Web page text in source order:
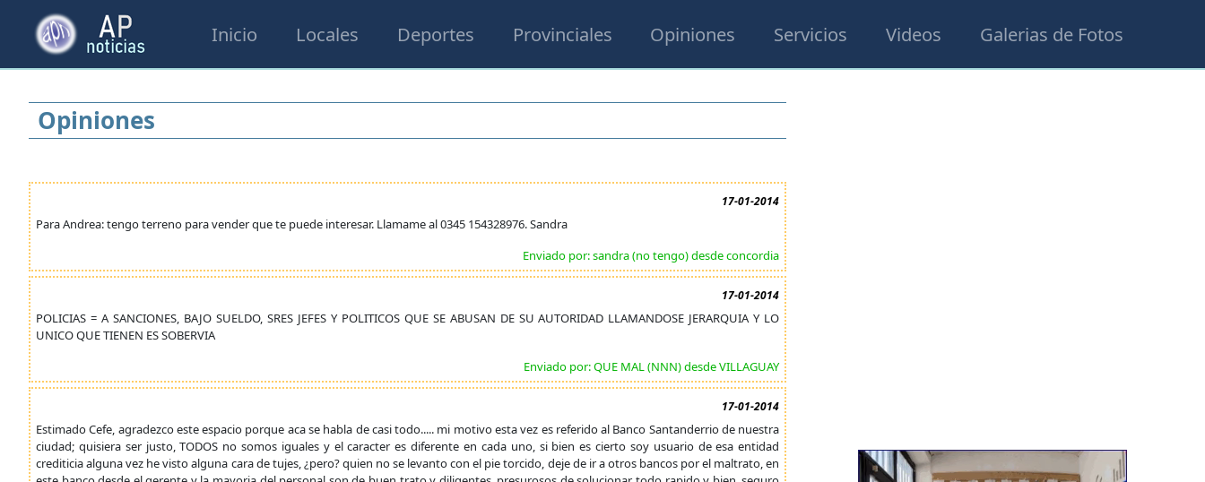
Inicio Locales Deportes Provinciales Opiniones Servicios Videos Galerias de Fotos
Opiniones
17-01-2014
Para Andrea: tengo terreno para vender que te puede interesar. Llamame al 0345 154328976. Sandra
Enviado por: sandra (no tengo) desde concordia
17-01-2014
POLICIAS = A SANCIONES, BAJO SUELDO, SRES JEFES Y POLITICOS QUE SE ABUSAN DE SU AUTORIDAD LLAMANDOSE JERARQUIA Y LO
UNICO QUE TIENEN ES SOBERVIA
Enviado por: QUE MAL (NNN) desde VILLAGUAY
17-01-2014
Estimado Cefe, agradezco este espacio porque aca se habla de casi todo..... mi motivo esta vez es referido al Banco Santanderrio de nuestra
ciudad; quisiera ser justo, TODOS no somos iguales y el caracter es diferente en cada uno, si bien es cierto soy usuario de esa entidad
crediticia alguna vez he visto alguna cara de tujes, ¿pero? quien no se levanto con el pie torcido, deje de ir a otros bancos por el maltrato, en